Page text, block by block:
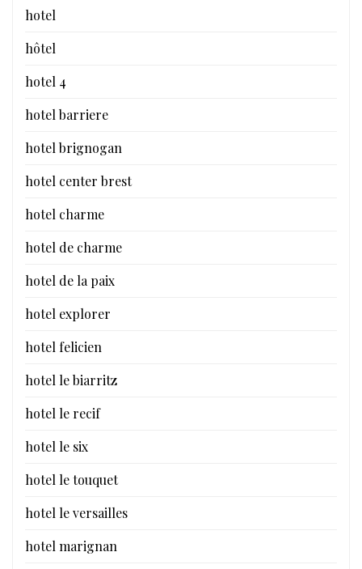
hotel
hôtel
hotel 4
hotel barriere
hotel brignogan
hotel center brest
hotel charme
hotel de charme
hotel de la paix
hotel explorer
hotel felicien
hotel le biarritz
hotel le recif
hotel le six
hotel le touquet
hotel le versailles
hotel marignan